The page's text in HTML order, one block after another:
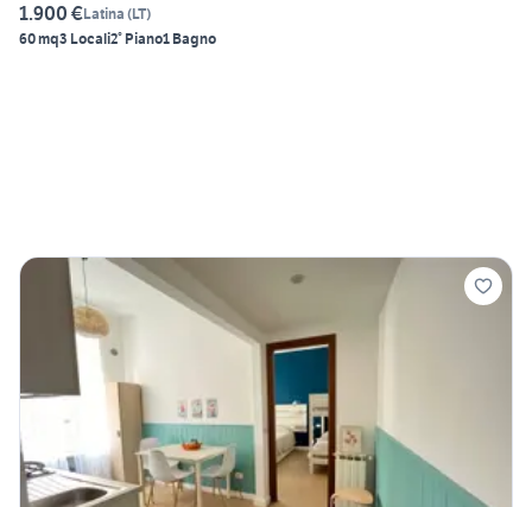
1.900 €Latina (LT)
60 mq3 Locali2° Piano1 Bagno